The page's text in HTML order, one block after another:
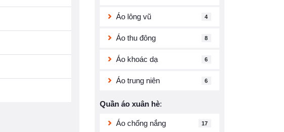
Áo lông vũ 4
Áo thu đông 8
Áo khoác dạ 6
Áo trung niên 6
Quần áo xuân hè:
Áo chống nắng 17